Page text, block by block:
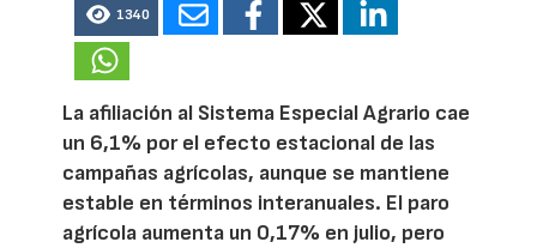
1340
La afiliación al Sistema Especial Agrario cae
un 6,1% por el efecto estacional de las
campañas agrícolas, aunque se mantiene
estable en términos interanuales. El paro
agrícola aumenta un 0,17% en julio, pero